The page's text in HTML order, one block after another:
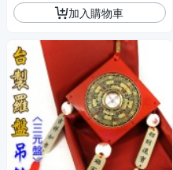
加入購物車